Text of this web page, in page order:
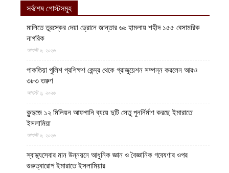
সর্বশেষ পোস্টসমূহ
মালিতে তুরস্কের দেয়া ড্রোনে জান্তার ৬৬ হামলায় শহীদ ১৫৫ বেসামরিক
নাগরিক
আগস্ট ৬, ২০২৬
পাকতিয়া পুলিশ প্রশিক্ষণ কেন্দ্র থেকে গ্রাজুয়েশন সম্পন্ন করলেন আরও
৩৮৩ তরুণ
আগস্ট ৬, ২০২৬
কুন্দুজে ১২ মিলিয়ন আফগানি ব্যয়ে দুটি সেতু পুনর্নির্মাণ করছে ইমারাতে
ইসলামিয়া
আগস্ট ৬, ২০২৬
স্বাস্থ্যসেবার মান উন্নয়নে আধুনিক জ্ঞান ও বৈজ্ঞানিক গবেষণার ওপর
গুরুত্বারোপ ইমারাতে ইসলামিয়ার